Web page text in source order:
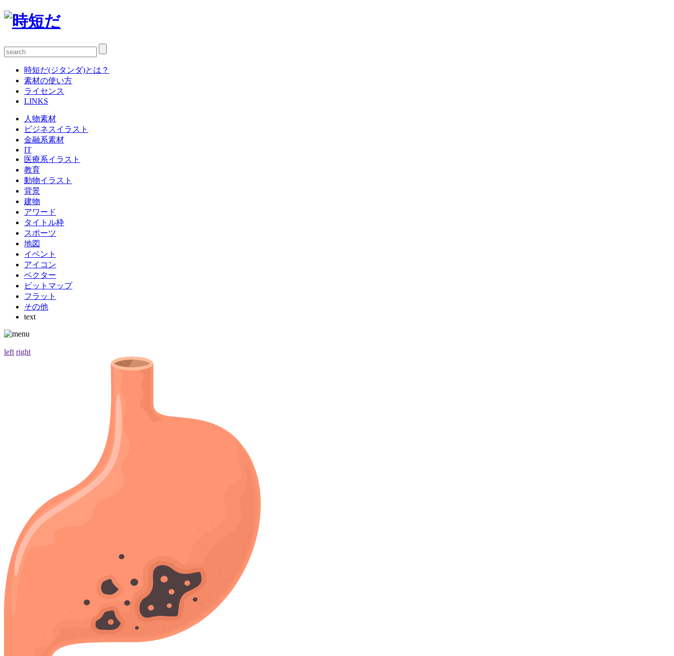
時短だ(ジタンダ)とは？
素材の使い方
ライセンス
LINKS
人物素材
ビジネスイラスト
金融系素材
IT
医療系イラスト
教育
動物イラスト
背景
建物
アワード
タイトル枠
スポーツ
地図
イベント
アイコン
ベクター
ビットマップ
フラット
その他
text
left right